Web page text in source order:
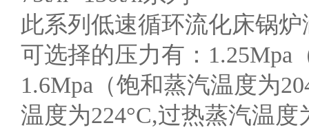
此系列低速循环流化床锅炉
可选择的压力有：1.25Mpa
1.6Mpa（饱和蒸汽温度为
温度为224°C,过热蒸汽温度